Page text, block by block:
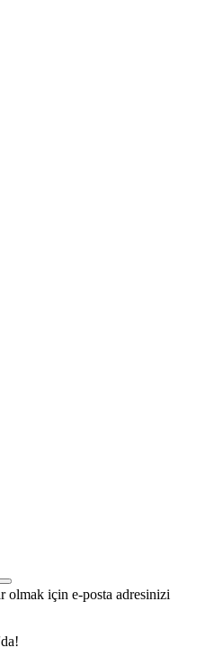
olmak için e-posta adresinizi